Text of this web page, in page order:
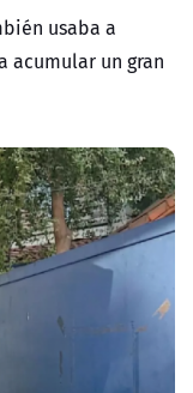
usaba a
acumular un gran